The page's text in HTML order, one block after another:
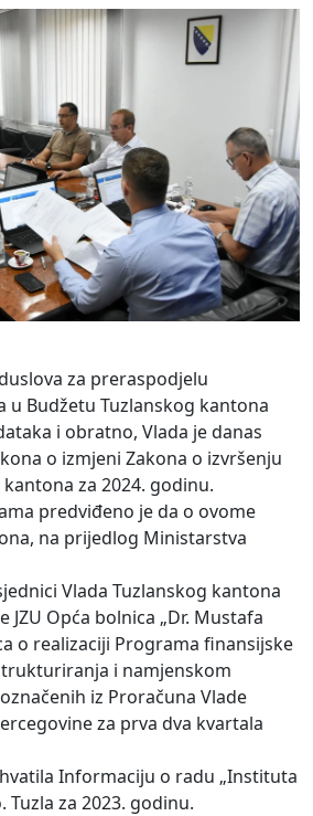
za preraspodjelu
u Budžetu Tuzlanskog kantona
i obratno, Vlada je danas
o izmjeni Zakona o izvršenju
za 2024. godinu.
predviđeno je da o ovome
na prijedlog Ministarstva
Vlada Tuzlanskog kantona
JZU Opća bolnica „Dr. Mustafa
o realizaciji Programa finansijske
i namjenskom
iz Proračuna Vlade
za prva dva kvartala
Informaciju o radu „Instituta
Tuzla za 2023. godinu.